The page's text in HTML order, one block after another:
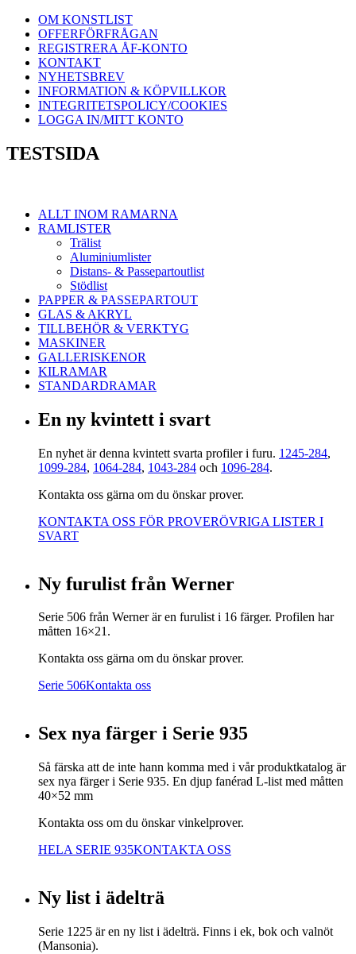
OM KONSTLIST
OFFERFÖRFRÅGAN
REGISTRERA ÅF-KONTO
KONTAKT
NYHETSBREV
INFORMATION & KÖPVILLKOR
INTEGRITETSPOLICY/COOKIES
LOGGA IN/MITT KONTO
TESTSIDA
ALLT INOM RAMARNA
RAMLISTER
Trälist
Aluminiumlister
Distans- & Passepartoutlist
Stödlist
PAPPER & PASSEPARTOUT
GLAS & AKRYL
TILLBEHÖR & VERKTYG
MASKINER
GALLERISKENOR
KILRAMAR
STANDARDRAMAR
En ny kvintett i svart
En nyhet är denna kvintett svarta profiler i furu. 1245-284,
1099-284, 1064-284, 1043-284 och 1096-284.
Kontakta oss gärna om du önskar prover.
KONTAKTA OSS FÖR PROVERÖVRIGA LISTER I
SVART
Ny furulist från Werner
Serie 506 från Werner är en furulist i 16 färger. Profilen har
måtten 16×21.
Kontakta oss gärna om du önskar prover.
Serie 506Kontakta oss
Sex nya färger i Serie 935
Så färska att de inte hann komma med i vår produktkatalog är
sex nya färger i Serie 935. En djup fanérad L-list med måtten
40×52 mm
Kontakta oss om du önskar vinkelprover.
HELA SERIE 935KONTAKTA OSS
Ny list i ädelträ
Serie 1225 är en ny list i ädelträ. Finns i ek, bok och valnöt
(Mansonia).